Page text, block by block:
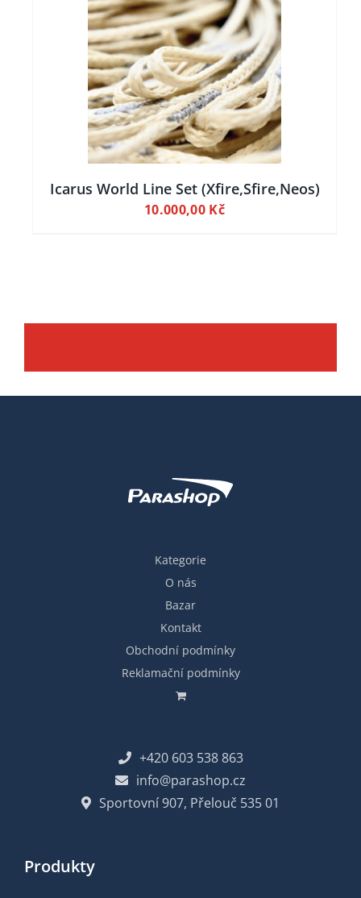
Icarus World Line Set (Xfire,Sfire,Neos)
10.000,00 Kč
Kategorie
O nás
Bazar
Kontakt
Obchodní podmínky
Reklamační podmínky
+420 603 538 863
info@parashop.cz
Sportovní 907, Přelouč 535 01
Produkty